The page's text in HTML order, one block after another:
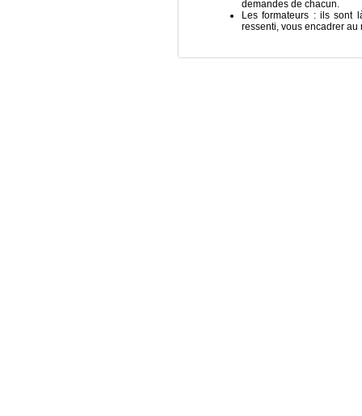
demandes de chacun.
Les formateurs : ils sont
ressenti, vous encadrer